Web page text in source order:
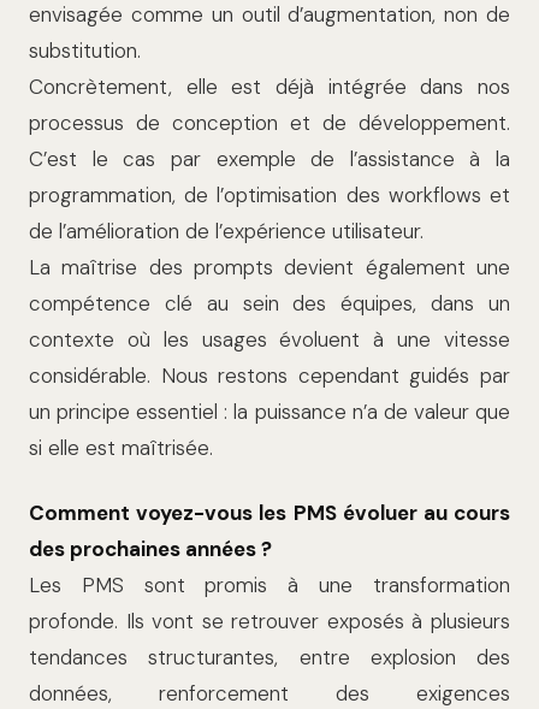
envisagée comme un outil d’augmentation, non de
substitution.
Concrètement, elle est déjà intégrée dans nos
processus de conception et de développement.
C’est le cas par exemple de l’assistance à la
programmation, de l’optimisation des workflows et
de l’amélioration de l’expérience utilisateur.
La maîtrise des prompts devient également une
compétence clé au sein des équipes, dans un
contexte où les usages évoluent à une vitesse
considérable. Nous restons cependant guidés par
un principe essentiel : la puissance n’a de valeur que
si elle est maîtrisée.
Comment voyez-vous les PMS évoluer au cours
des prochaines années ?
Les PMS sont promis à une transformation
profonde. Ils vont se retrouver exposés à plusieurs
tendances structurantes, entre explosion des
données, renforcement des exigences